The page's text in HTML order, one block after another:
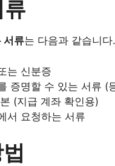
서류는 다음과 같습니다.
는 신분증
증명할 수 있는 서류 (
(지급 계좌 확인용)
서 요청하는 서류